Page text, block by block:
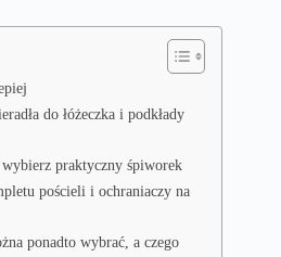
do łóżeczka i podkłady
praktyczny śpiworek
pościeli i ochraniaczy na
ponadto wybrać, a czego